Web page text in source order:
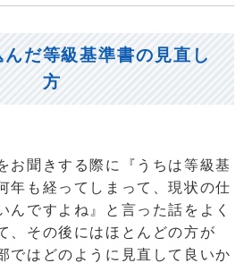
だ等級基準書の見直し
方
お聞きする際に『うちは等級基
年も経ってしまって、現状の仕
んですよね』と言った話をよく
、その後にはほとんどの方が
ではどのように見直して良いか